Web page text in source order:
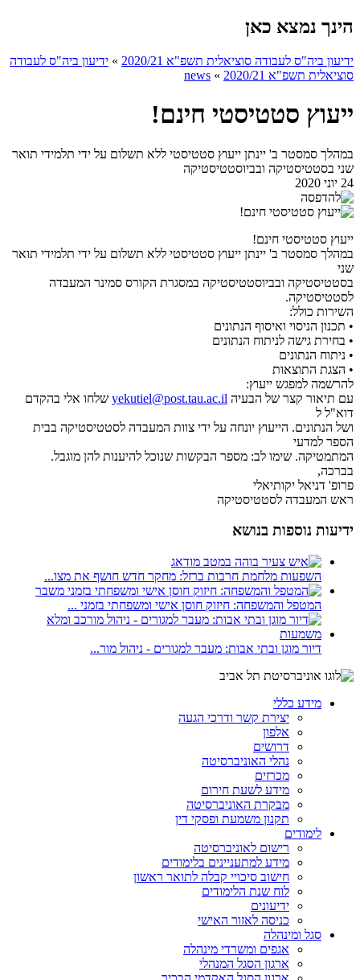
הינך נמצא כאן
ידיעון ביה"ס לעבודה סוציאלית תשפ"א 2020/21 » ידיעון ביה"ס לעבודה
סוציאלית תשפ"א 2020/21
»
news
ייעוץ סטטיסטי חינם!
במהלך סמסטר ב' יינתן ייעוץ סטטיסטי ללא תשלום על ידי תלמידי תואר
שני בסטטיסטיקה ובביוסטטיסטיקה
24 יוני 2020
ייעוץ סטטיסטי חינם!
במהלך סמסטר ב' יינתן ייעוץ סטטיסטי ללא תשלום על ידי תלמידי תואר
שני
בסטטיסטיקה ובביוסטטיסטיקה במסגרת הקורס סמינר המעבדה
לסטטיסטיקה.
השירות כולל:
• תכנון הניסוי ואיסוף הנתונים
• בחירת גישה לניתוח הנתונים
• ניתוח הנתונים
• הצגת התוצאות
להרשמה למפגש ייעוץ:
עם תיאור קצר של הבעיה yekutiel@post.tau.ac.il שלחו אלי בהקדם
דוא"ל ל
ושל הנתונים. הייעוץ יונחה על ידי צוות המעבדה לסטטיסטיקה בבית
הספר למדעי
המתמטיקה. שימו לב: מספר הבקשות שנוכל להיענות להן מוגבל.
בברכה,
פרופ' דניאל יקותיאלי
ראש המעבדה לסטטיסטיקה
ידיעות נוספות בנושא
השפעות מלחמת חרבות ברזל: מחקר חדש חושף את מצו...
המטפל והמשפחה: חיזוק חוסן אישי ומשפחתי בזמני ...
דיור מוגן ובתי אבות: מעבר למגורים - ניהול מור...
מידע כללי
יצירת קשר ודרכי הגעה
אלפון
דרושים
נהלי האוניברסיטה
מכרזים
מידע לשעת חירום
מבקרת האוניברסיטה
תקנון משמעת ופסקי דין
לימודים
רישום לאוניברסיטה
מידע למתעניינים בלימודים
חישוב סיכויי קבלה לתואר ראשון
לוח שנת הלימודים
ידיעונים
כניסה לאזור האישי
סגל ומינהלה
אגפים ומשרדי מינהלה
ארגון הסגל המנהלי